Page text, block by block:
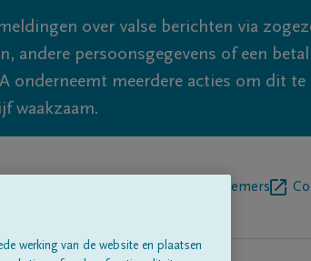
over valse berichten via
andere persoonsgegevens of een
onderneemt meerdere acties om dit te
waakzaam.
Begrafenisondernemers
werking van de website en plaatsen